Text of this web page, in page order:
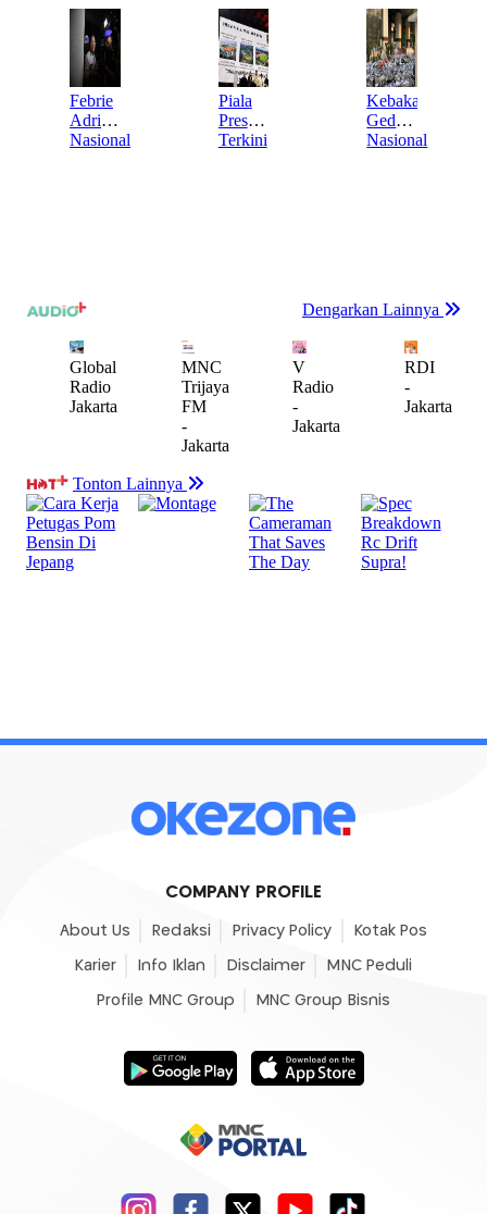
COMPANY PROFILE
About Us Redaksi Privacy Policy Kotak Pos
Karier Info Iklan Disclaimer MNC Peduli
Profile MNC Group MNC Group Bisnis